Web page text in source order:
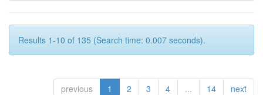
Results 1-10 of 135 (Search time: 0.007 seconds).
previous 1 2 3 4 ... 14 next